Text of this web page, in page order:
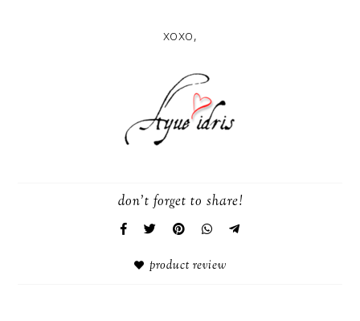
xoxo,
don't forget to share!
product review